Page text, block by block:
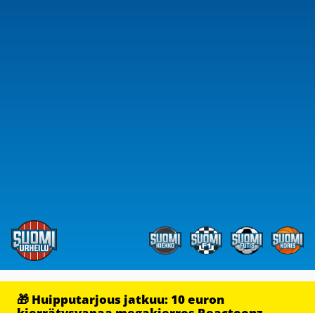
🎁 Huipputarjous jatkuu: 10 euron